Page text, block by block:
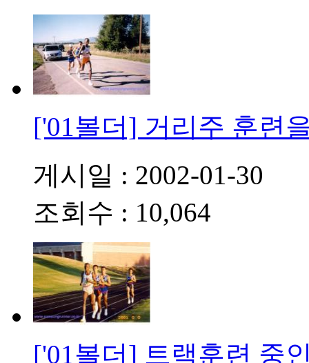
['01볼더] 거리주 훈련
게시일 : 2002-01-30
조회수 : 10,064
['01볼더] 트랙훈련 중